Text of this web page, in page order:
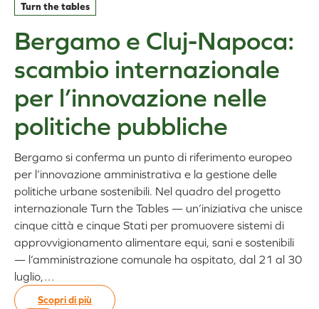
Turn the tables
Bergamo e Cluj-Napoca:
scambio internazionale
per l’innovazione nelle
politiche pubbliche
Bergamo si conferma un punto di riferimento europeo
per l’innovazione amministrativa e la gestione delle
politiche urbane sostenibili. Nel quadro del progetto
internazionale Turn the Tables — un’iniziativa che unisce
cinque città e cinque Stati per promuovere sistemi di
approvvigionamento alimentare equi, sani e sostenibili
— l’amministrazione comunale ha ospitato, dal 21 al 30
luglio,…
Scopri di più